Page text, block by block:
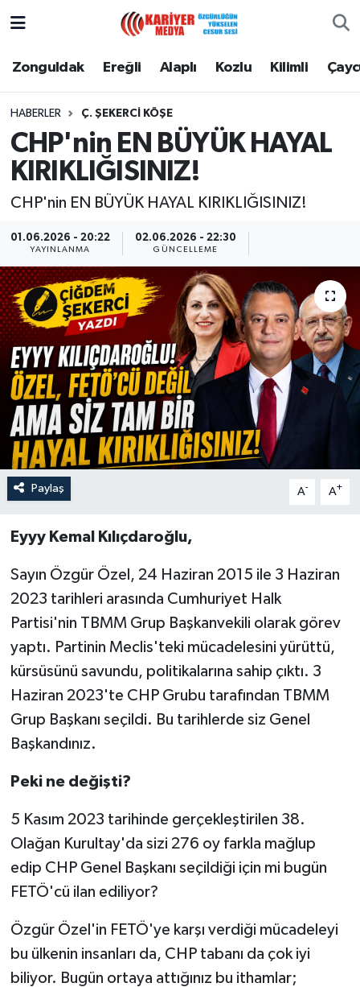
Zonguldak Ereğli Alaplı Kozlu Kilimli
HABERLER Ç. ŞEKERCI KÖŞE
CHP'nin EN BÜYÜK HAYAL
KIRIKLIĞISINIZ!
CHP'nin EN BÜYÜK HAYAL KIRIKLIĞISINIZ!
01.06.2026 - 20:22
YAYINLANMA
02.06.2026 - 22:30
GÜNCELLEME
Paylaş A- A+
Eyyy Kemal Kılıçdaroğlu,
Sayın Özgür Özel, 24 Haziran 2015 ile 3 Haziran
2023 tarihleri arasında Cumhuriyet Halk
Partisi'nin TBMM Grup Başkanvekili olarak görev
yaptı. Partinin Meclis'teki mücadelesini yürüttü,
kürsüsünü savundu, politikalarına sahip çıktı. 3
Haziran 2023'te CHP Grubu tarafından TBMM
Grup Başkanı seçildi. Bu tarihlerde siz Genel
Başkandınız.
Peki ne değişti?
5 Kasım 2023 tarihinde gerçekleştirilen 38.
Olağan Kurultay'da sizi 276 oy farkla mağlup
edip CHP Genel Başkanı seçildiği için mi bugün
FETÖ'cü ilan ediliyor?
Özgür Özel'in FETÖ'ye karşı verdiği mücadeleyi
bu ülkenin insanları da, CHP tabanı da çok iyi
biliyor. Bugün ortaya attığınız bu ithamlar;
Zonguldak
Alaplı
Kozlu
Çaycuma
Gökçebey
Devrek
Özel
Mesaj
Dergim
Zonguldak Nöbetçi Eczaneler
Zonguldak Namaz Vakitleri
Zonguldak Trafik Yoğunluk Haritası
Tüm Manşetler
Son Dakika Haberleri
Haber Arşivi